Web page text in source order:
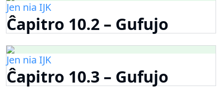
Jen nia IJK
Ĉapitro 10.2 – Gufujo
Jen nia IJK
Ĉapitro 10.3 – Gufujo